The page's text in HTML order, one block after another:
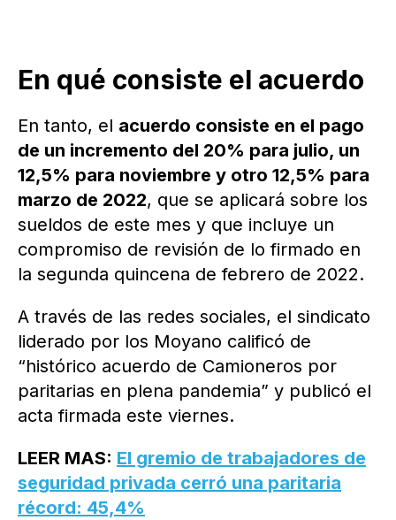
En qué consiste el acuerdo
En tanto, el acuerdo consiste en el pago
de un incremento del 20% para julio, un
12,5% para noviembre y otro 12,5% para
marzo de 2022, que se aplicará sobre los
sueldos de este mes y que incluye un
compromiso de revisión de lo firmado en
la segunda quincena de febrero de 2022.
A través de las redes sociales, el sindicato
liderado por los Moyano calificó de
“histórico acuerdo de Camioneros por
paritarias en plena pandemia” y publicó el
acta firmada este viernes.
LEER MAS: El gremio de trabajadores de
seguridad privada cerró una paritaria
récord: 45,4%